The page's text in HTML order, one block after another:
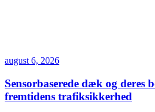
august 6, 2026
Sensorbaserede dæk og deres
fremtidens trafiksikkerhed